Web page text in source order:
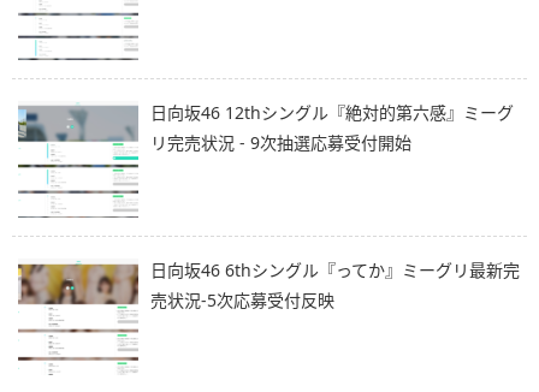
日向坂46 12thシングル『絶対的第六感』ミーグ
リ完売状況 - 9次抽選応募受付開始
日向坂46 6thシングル『ってか』ミーグリ最新完
売状況-5次応募受付反映